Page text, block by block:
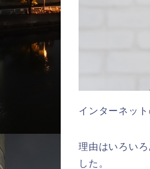
インターネッ
理由はいろい
した。